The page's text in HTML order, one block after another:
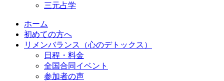
三元占学
ホーム
初めての方へ
リメンバランス（心のデトックス）
日程・料金
全国合同イベント
参加者の声